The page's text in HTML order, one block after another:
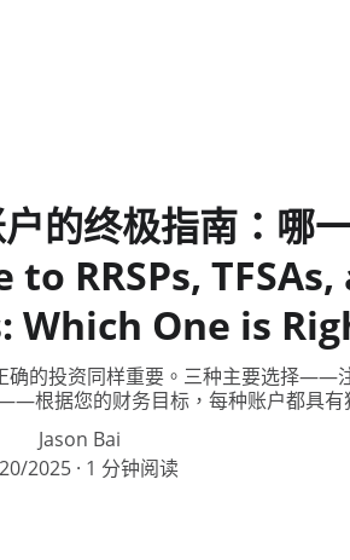
的终极指南：哪
RRSPs,
Which One is
的投资同样重要。三种主要选择——
根据您的财务目标，每种账户都具有
Jason Bai
2025 1 分钟阅读